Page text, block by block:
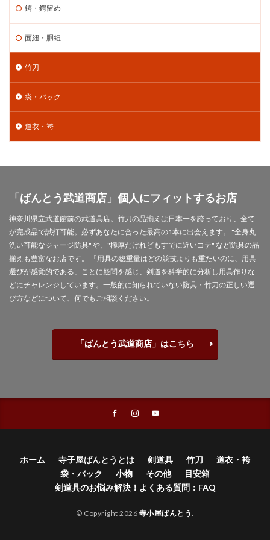
鍔・鍔留め
面紐・胴紐
竹刀
袋・バック
道衣・袴
「ばんとう武道商店」個人にフィットするお店
神奈川県立武道館前の武道具店。竹刀の品揃えは日本一を誇っており、全て
が完成品で試打可能。必ずあなたに合った最高の1本に出会えます。 "全身丸
洗い可能なジャージ防具" や、"極厚だけれどもすでに近いコテ" など防具の品
揃えも豊富なお店です。 「用具の総重量はどの競技よりも重たいのに、用具
選びが感覚的である」ことに疑問を感じ、剣道を科学的に分析し用具作りな
どにチャレンジしています。一般的に知られていない防具・竹刀の正しい選
び方などについて、何でもご相談ください。
「ばんとう武道商店」はこちら
ホーム 寺子屋ばんとうとは 剣道具 竹刀
道衣・袴
袋・バック
小物 その他
目安箱
剣道具のお悩み解決！よくある質問：FAQ
© Copyright 2026 寺小屋ばんとう